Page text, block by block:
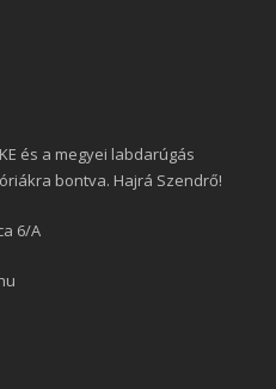
és a megyei labdarúgás
bontva. Hajrá Szendrő!
6/A